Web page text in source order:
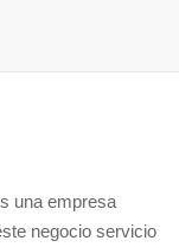
una empresa
negocio servicio